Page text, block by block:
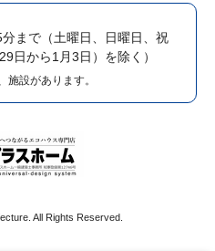
まで （土曜日、日曜日、祝
日から1月3日）を除く）
設があります。
All Rights Reserved.